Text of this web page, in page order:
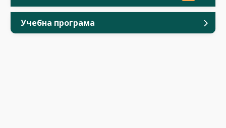
Учебна програма